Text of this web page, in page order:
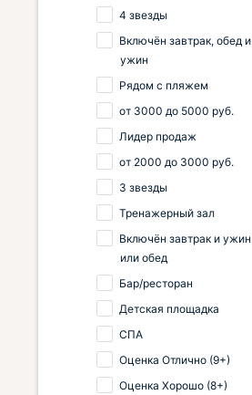
4 звезды
Включён завтрак, обед и
ужин
Рядом с пляжем
от 3000 до 5000 руб.
Лидер продаж
от 2000 до 3000 руб.
3 звезды
Тренажерный зал
Включён завтрак и ужин
или обед
Бар/ресторан
Детская площадка
СПА
Оценка Отлично (9+)
Оценка Хорошо (8+)